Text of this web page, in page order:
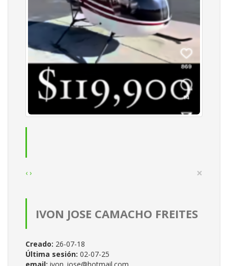
‹ › ×
IVON JOSE CAMACHO FREITES
Creado: 26-07-18
Última sesión: 02-07-25